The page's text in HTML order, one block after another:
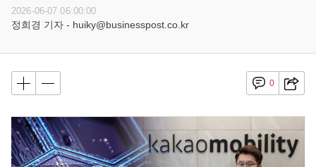
2026-06-07 06:00:00
정희경 기자 - huiky@businesspost.co.kr
0